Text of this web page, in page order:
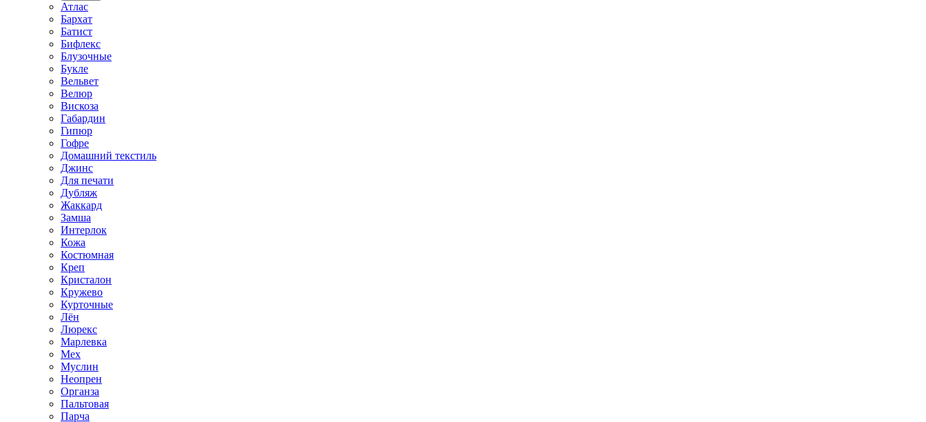
Атлас
Бархат
Батист
Бифлекс
Блузочные
Букле
Вельвет
Велюр
Вискоза
Габардин
Гипюр
Гофре
Домашний текстиль
Джинс
Для печати
Дубляж
Жаккард
Замша
Интерлок
Кожа
Костюмная
Креп
Кристалон
Кружево
Курточные
Лён
Люрекс
Марлевка
Мех
Муслин
Неопрен
Органза
Пальтовая
Парча